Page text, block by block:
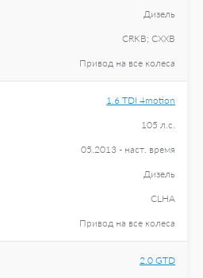
Дизель
CRKB; CXXB
Привод на все колеса
1.6 TDI 4motion
105 л.с.
05.2013 - наст. время
Дизель
CLHA
Привод на все колеса
2.0 GTD